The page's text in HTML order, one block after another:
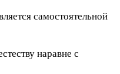
самостоятельной
наравне с